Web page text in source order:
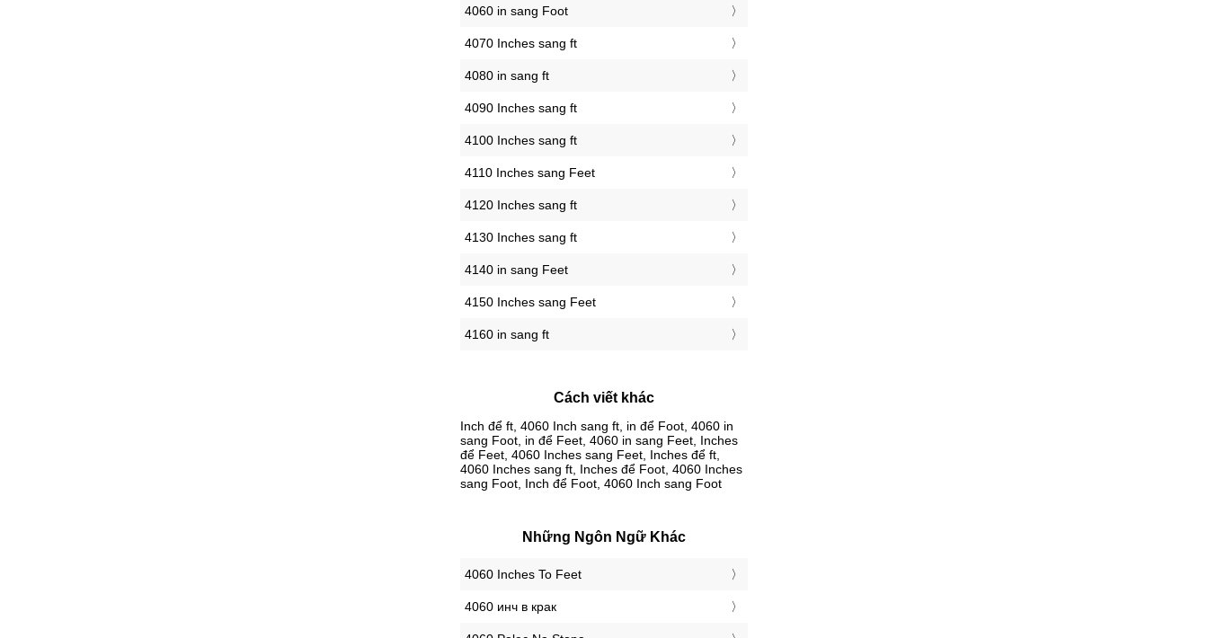
4060 in sang Foot
4070 Inches sang ft
4080 in sang ft
4090 Inches sang ft
4100 Inches sang ft
4110 Inches sang Feet
4120 Inches sang ft
4130 Inches sang ft
4140 in sang Feet
4150 Inches sang Feet
4160 in sang ft
Cách viết khác
Inch để ft, 4060 Inch sang ft, in để Foot, 4060 in
sang Foot, in để Feet, 4060 in sang Feet, Inches
để Feet, 4060 Inches sang Feet, Inches để ft,
4060 Inches sang ft, Inches để Foot, 4060 Inches
sang Foot, Inch để Foot, 4060 Inch sang Foot
Những Ngôn Ngữ Khác
‎4060 Inches To Feet
‎4060 инч в крак